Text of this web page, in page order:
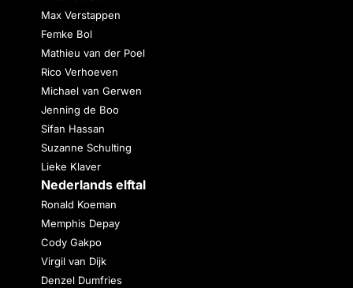
Max Verstappen
Femke Bol
Mathieu van der Poel
Rico Verhoeven
Michael van Gerwen
Jenning de Boo
Sifan Hassan
Suzanne Schulting
Lieke Klaver
Nederlands elftal
Ronald Koeman
Memphis Depay
Cody Gakpo
Virgil van Dijk
Denzel Dumfries